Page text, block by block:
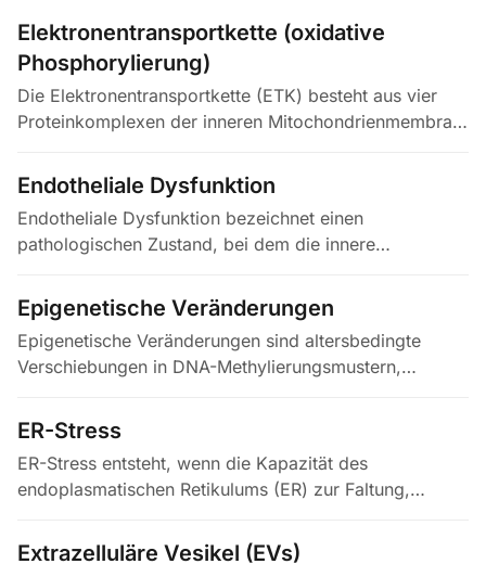
und Haut, Rückstellkraft und elastische…
Elektronentransportkette (oxidative
Phosphorylierung)
Die Elektronentransportkette (ETK) besteht aus vier
Proteinkomplexen der inneren Mitochondrienmembran
Komplex II…
Endotheliale Dysfunktion
Endotheliale Dysfunktion bezeichnet einen
pathologischen Zustand, bei dem die innere
vaskuläre Homöostase nicht mehr…
Epigenetische Veränderungen
Epigenetische Veränderungen sind altersbedingte
Verschiebungen in DNA-Methylierungsmustern,
kodierender RNA, die ohne…
ER-Stress
ER-Stress entsteht, wenn die Kapazität des
endoplasmatischen Retikulums (ER) zur Faltung,
membranständiger Proteine durch…
Extrazelluläre Vesikel (EVs)